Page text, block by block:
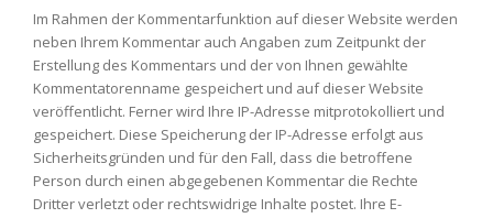
Im Rahmen der Kommentarfunktion auf dieser Website werden
neben Ihrem Kommentar auch Angaben zum Zeitpunkt der
Erstellung des Kommentars und der von Ihnen gewählte
Kommentatorenname gespeichert und auf dieser Website
veröffentlicht. Ferner wird Ihre IP-Adresse mitprotokolliert und
gespeichert. Diese Speicherung der IP-Adresse erfolgt aus
Sicherheitsgründen und für den Fall, dass die betroffene
Person durch einen abgegebenen Kommentar die Rechte
Dritter verletzt oder rechtswidrige Inhalte postet. Ihre E-